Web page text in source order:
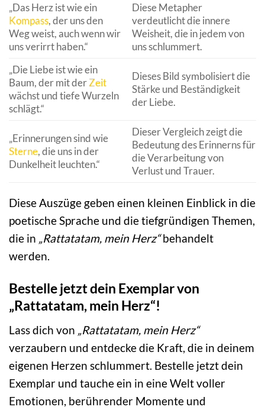
„Das Herz ist wie ein
Kompass, der uns den
Weg weist, auch wenn wir
uns verirrt haben.“
Diese Metapher
verdeutlicht die innere
Weisheit, die in jedem von
uns schlummert.
„Die Liebe ist wie ein
Baum, der mit derZeit
wächst und tiefe Wurzeln
schlägt.“
Dieses Bild symbolisiert die
Stärke und Beständigkeit
der Liebe.
„Erinnerungen sind wie
Sterne, die uns in der
Dunkelheit leuchten.“
Dieser Vergleich zeigt die
Bedeutung des Erinnerns für
die Verarbeitung von
Verlust und Trauer.
Diese Auszüge geben einen kleinen Einblick in die
poetische Sprache und die tiefgründigen Themen,
die in „Rattatatam, mein Herz“behandelt
werden.
Bestelle jetzt dein Exemplar von
„Rattatatam, mein Herz“!
Lass dich von „Rattatatam, mein Herz“
verzaubern und entdecke die Kraft, die in deinem
eigenen Herzen schlummert. Bestelle jetzt dein
Exemplar und tauche ein in eine Welt voller
Emotionen, berührender Momente und